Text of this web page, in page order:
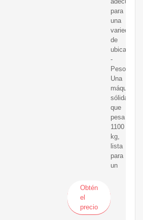
para
una
variedad
de
-
Peso:
Una
máquina
sólida
que
pesa
1100
kg,
lista
para
un
Obtén
el
precio